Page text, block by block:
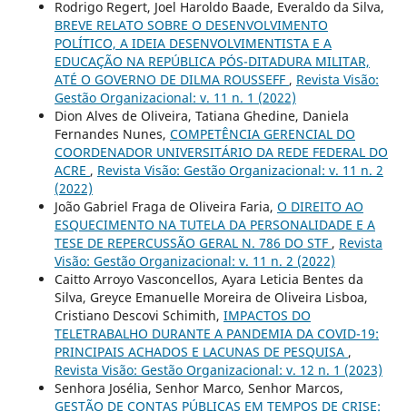
Rodrigo Regert, Joel Haroldo Baade, Everaldo da Silva,
BREVE RELATO SOBRE O DESENVOLVIMENTO
POLÍTICO, A IDEIA DESENVOLVIMENTISTA E A
EDUCAÇÃO NA REPÚBLICA PÓS-DITADURA MILITAR,
ATÉ O GOVERNO DE DILMA ROUSSEFF , Revista Visão:
Gestão Organizacional: v. 11 n. 1 (2022)
Dion Alves de Oliveira, Tatiana Ghedine, Daniela
Fernandes Nunes, COMPETÊNCIA GERENCIAL DO
COORDENADOR UNIVERSITÁRIO DA REDE FEDERAL DO
ACRE , Revista Visão: Gestão Organizacional: v. 11 n. 2
(2022)
João Gabriel Fraga de Oliveira Faria, O DIREITO AO
ESQUECIMENTO NA TUTELA DA PERSONALIDADE E A
TESE DE REPERCUSSÃO GERAL N. 786 DO STF , Revista
Visão: Gestão Organizacional: v. 11 n. 2 (2022)
Caitto Arroyo Vasconcellos, Ayara Leticia Bentes da
Silva, Greyce Emanuelle Moreira de Oliveira Lisboa,
Cristiano Descovi Schimith, IMPACTOS DO
TELETRABALHO DURANTE A PANDEMIA DA COVID-19:
PRINCIPAIS ACHADOS E LACUNAS DE PESQUISA ,
Revista Visão: Gestão Organizacional: v. 12 n. 1 (2023)
Senhora Josélia, Senhor Marco, Senhor Marcos,
GESTÃO DE CONTAS PÚBLICAS EM TEMPOS DE CRISE: